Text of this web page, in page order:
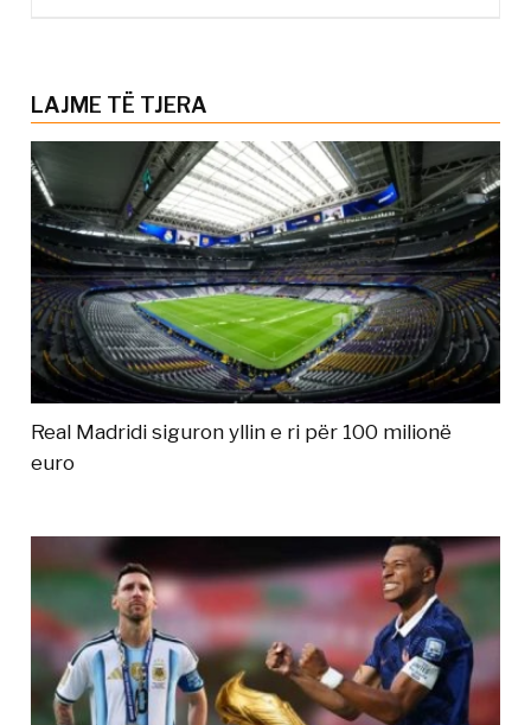
LAJME TË TJERA
Real Madridi siguron yllin e ri për 100 milionë
euro